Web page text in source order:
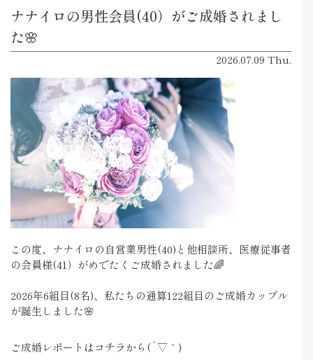
ナナイロの男性会員(40）がご成婚されまし
た🌸
2026.07.09 Thu.
この度、ナナイロの自営業男性(40)と他相談所、医療従事者
の会員様(41）がめでたくご成婚されました🌈
2026年6組目(8名)、私たちの通算122組目のご成婚カップル
が誕生しました🌸
ご成婚レポートはコチラから(´▽｀)